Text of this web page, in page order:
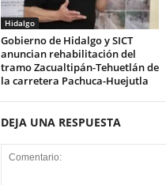
Hidalgo
Gobierno de Hidalgo y SICT
anuncian rehabilitación del
tramo Zacualtipán-Tehuetlán de
la carretera Pachuca-Huejutla
DEJA UNA RESPUESTA